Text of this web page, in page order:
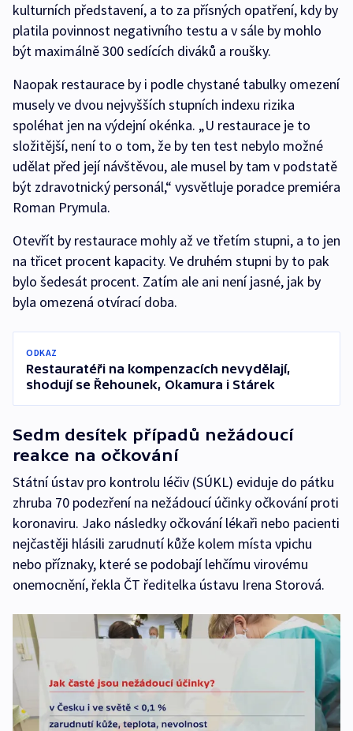
kulturních představení, a to za přísných opatření, kdy by
platila povinnost negativního testu a v sále by mohlo
být maximálně 300 sedících diváků a roušky.
Naopak restaurace by i podle chystané tabulky omezení
musely ve dvou nejvyšších stupních indexu rizika
spoléhat jen na výdejní okénka. „U restaurace je to
složitější, není to o tom, že by ten test nebylo možné
udělat před její návštěvou, ale musel by tam v podstatě
být zdravotnický personál,“ vysvětluje poradce premiéra
Roman Prymula.
Otevřít by restaurace mohly až ve třetím stupni, a to jen
na třicet procent kapacity. Ve druhém stupni by to pak
bylo šedesát procent. Zatím ale ani není jasné, jak by
byla omezená otvírací doba.
ODKAZ
Restauratéři na kompenzacích nevydělají,
shodují se Řehounek, Okamura i Stárek
Sedm desítek případů nežádoucí
reakce na očkování
Státní ústav pro kontrolu léčiv (SÚKL) eviduje do pátku
zhruba 70 podezření na nežádoucí účinky očkování proti
koronaviru. Jako následky očkování lékaři nebo pacienti
nejčastěji hlásili zarudnutí kůže kolem místa vpichu
nebo příznaky, které se podobají lehčímu virovému
onemocnění, řekla ČT ředitelka ústavu Irena Storová.